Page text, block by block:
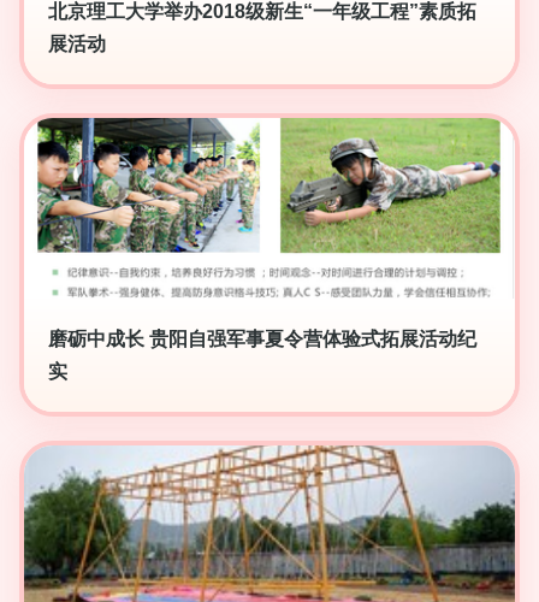
北京理工大学举办2018级新生“一年级工程”素质拓
展活动
磨砺中成长 贵阳自强军事夏令营体验式拓展活动纪
实